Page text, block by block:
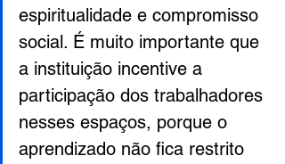
espiritualidade e compromisso
social. É muito importante que
a instituição incentive a
participação dos trabalhadores
nesses espaços, porque o
aprendizado não fica restrito